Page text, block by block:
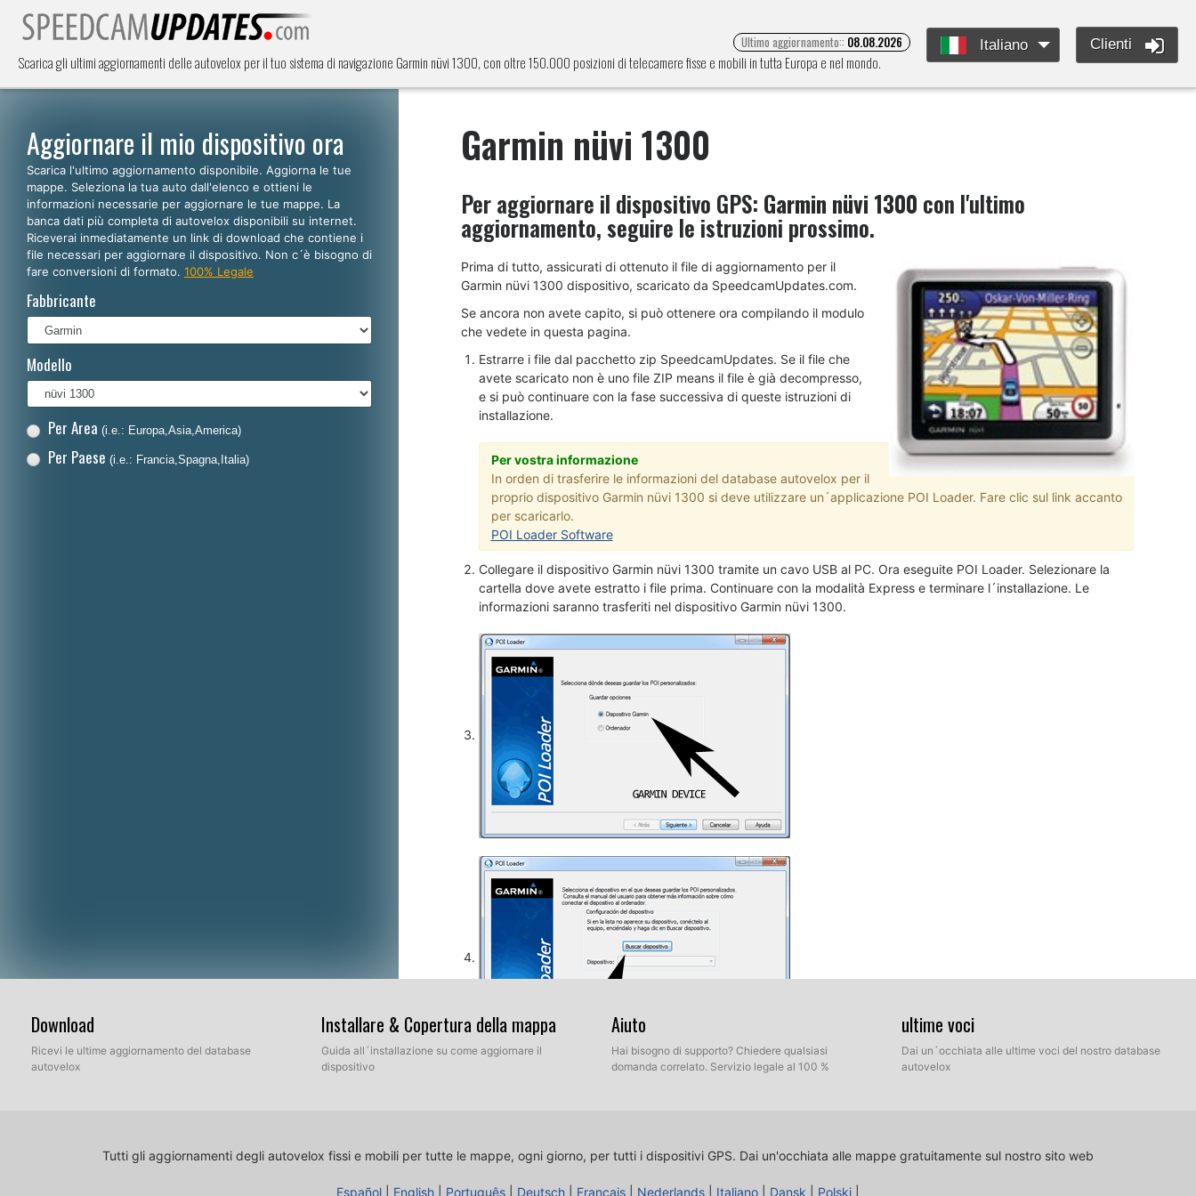
Scarica gli ultimi aggiornamenti delle autovelox per il tuo sistema di navigazione Garmin nüvi 1300, con oltre 150.000 posizioni di telecamere fisse e mobili in tutta Europa e nel mondo.
Ultimo aggiornamento:: 08.08.2026 Italiano Clienti
Aggiornare il mio dispositivo ora
Scarica l'ultimo aggiornamento disponibile. Aggiorna le tue
mappe. Seleziona la tua auto dall'elenco e ottieni le
informazioni necessarie per aggiornare le tue mappe. La
banca dati più completa di autovelox disponibili su internet.
Riceverai inmediatamente un link di download che contiene i
file necessari per aggiornare il dispositivo. Non c´è bisogno di
fare conversioni di formato. 100% Legale
Fabbricante
Modello
Per Area (i.e.: Europa,Asia,America)
Per Paese (i.e.: Francia,Spagna,Italia)
Garmin nüvi 1300
Per aggiornare il dispositivo GPS: Garmin nüvi 1300 con l'ultimo
aggiornamento, seguire le istruzioni prossimo.
Prima di tutto, assicurati di ottenuto il file di aggiornamento per il
Garmin nüvi 1300 dispositivo, scaricato da SpeedcamUpdates.com.
Se ancora non avete capito, si può ottenere ora compilando il modulo
che vedete in questa pagina.
Estrarre i file dal pacchetto zip SpeedcamUpdates. Se il file che
avete scaricato non è uno file ZIP means il file è già decompresso,
e si può continuare con la fase successiva di queste istruzioni di
installazione.
Per vostra informazione
In orden di trasferire le informazioni del database autovelox per il
proprio dispositivo Garmin nüvi 1300 si deve utilizzare un´applicazione POI Loader. Fare clic sul link accanto
per scaricarlo.
POI Loader Software
Collegare il dispositivo Garmin nüvi 1300 tramite un cavo USB al PC. Ora eseguite POI Loader. Selezionare la
cartella dove avete estratto i file prima. Continuare con la modalità Express e terminare l´installazione. Le
informazioni saranno trasferiti nel dispositivo Garmin nüvi 1300.
Download
Ricevi le ultime aggiornamento del database
autovelox
Installare & Copertura della mappa
Guida all´installazione su come aggiornare il
dispositivo
Aiuto
Hai bisogno di supporto? Chiedere qualsiasi
domanda correlato. Servizio legale al 100 %
ultime voci
Dai un´occhiata alle ultime voci del nostro database
autovelox
Tutti gli aggiornamenti degli autovelox fissi e mobili per tutte le mappe, ogni giorno, per tutti i dispositivi GPS. Dai un'occhiata alle mappe gratuitamente sul nostro sito web
Español English Português Deutsch Français Nederlands Italiano Dansk Polski